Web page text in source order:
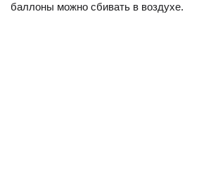
баллоны можно сбивать в воздухе.